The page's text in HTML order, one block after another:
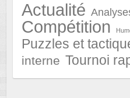
Actualité
Compétition
Puzzles et
interne Tournoi